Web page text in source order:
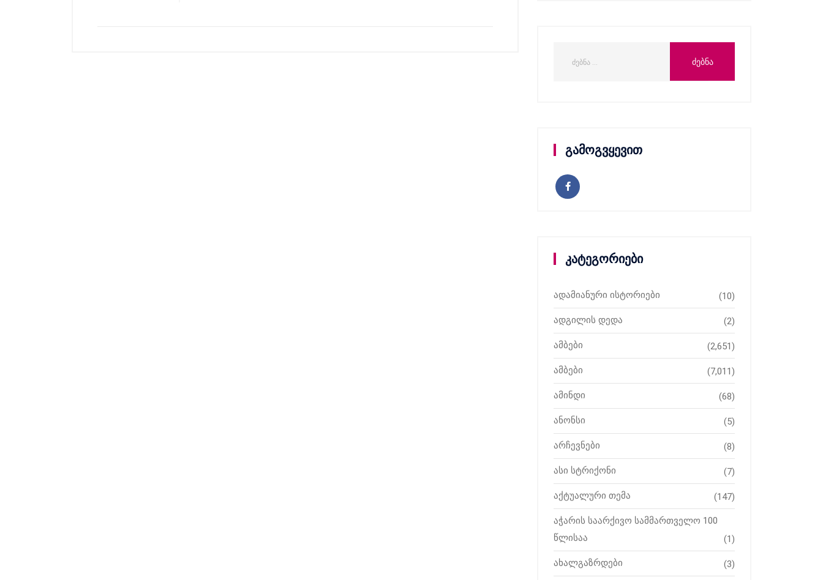
გამოგვყევით
კატეგორიები
ადამიანური ისტორიები (10)
ადგილის დედა (2)
ამბები (2,651)
ამბები (7,011)
ამინდი (68)
ანონსი (5)
არჩევნები (8)
ასი სტრიქონი (7)
აქტუალური თემა (147)
აჭარის საარქივო სამმართველო 100
წლისაა
(1)
ახალგაზრდები (3)